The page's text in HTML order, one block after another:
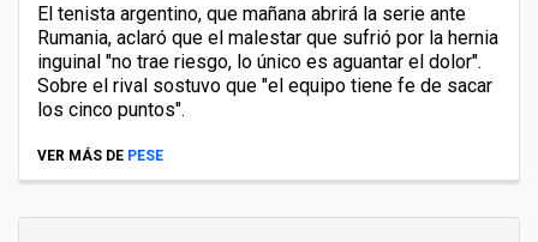
El tenista argentino, que mañana abrirá la serie ante
Rumania, aclaró que el malestar que sufrió por la hernia
inguinal "no trae riesgo, lo único es aguantar el dolor".
Sobre el rival sostuvo que "el equipo tiene fe de sacar
los cinco puntos".
VER MÁS DE PESE